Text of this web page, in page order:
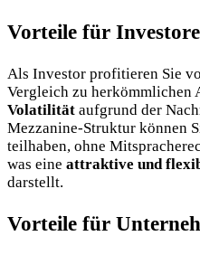
Vorteile für
Als Investor profitieren Sie
Vergleich zu herkömmlichen
Volatilität aufgrund der
Mezzanine-Struktur können
teilhaben, ohne
was eine attraktive und
darstellt.
Vorteile für